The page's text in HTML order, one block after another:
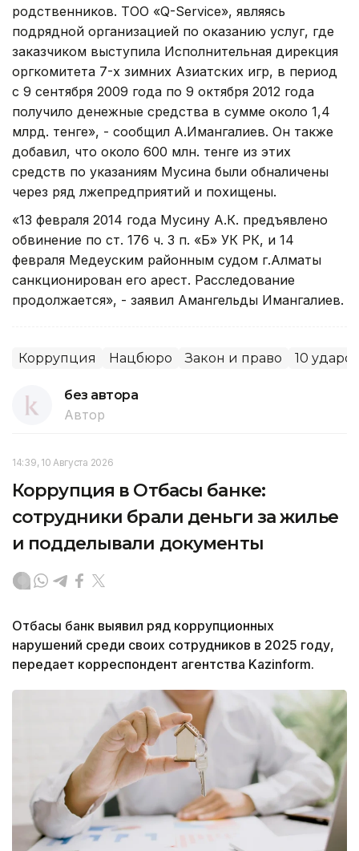
родственников. ТОО «Q-Service», являясь
подрядной организацией по оказанию услуг, где
заказчиком выступила Исполнительная дирекция
оргкомитета 7-х зимних Азиатских игр, в период
с 9 сентября 2009 года по 9 октября 2012 года
получило денежные средства в сумме около 1,4
млрд. тенге», - сообщил А.Имангалиев. Он также
добавил, что около 600 млн. тенге из этих
средств по указаниям Мусина были обналичены
через ряд лжепредприятий и похищены.
«13 февраля 2014 года Мусину А.К. предъявлено
обвинение по ст. 176 ч. 3 п. «Б» УК РК, и 14
февраля Медеуским районным судом г.Алматы
санкционирован его арест. Расследование
продолжается», - заявил Амангельды Имангалиев.
Коррупция Нацбюро Закон и право 10
без автора
Автор
14:39, 10 Августа 2026
Коррупция в Отбасы банке:
сотрудники брали деньги за жилье
и подделывали документы
Отбасы банк выявил ряд коррупционных
нарушений среди своих сотрудников в 2025 году,
передает корреспондент агентства Kazinform.